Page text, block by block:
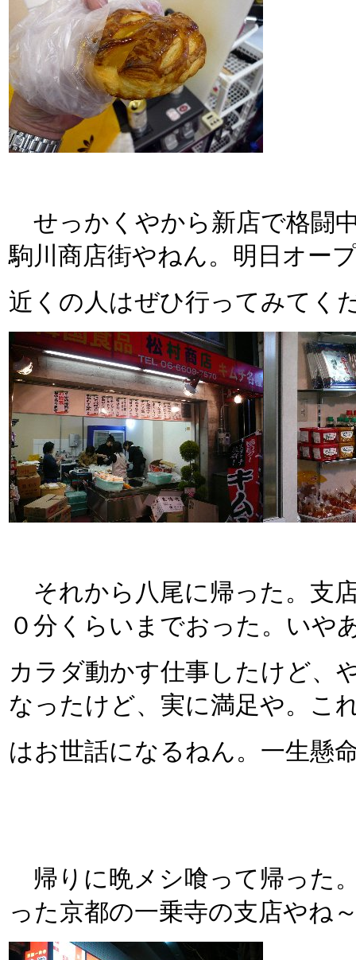
せっかくやから新店で格闘
駒川商店街やねん。明日オー
近くの人はぜひ行ってみてく
それから八尾に帰った。支
０分くらいまでおった。いや
カラダ動かす仕事したけど、
なったけど、実に満足や。こ
はお世話になるねん。一生懸
帰りに晩メシ喰って帰った
った京都の一乗寺の支店やね